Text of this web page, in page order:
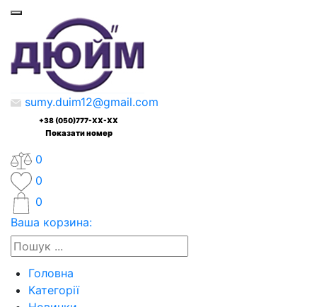
sumy.duim12@gmail.com
+38 (050)777-XX-XX
Показати номер
0
0
0
Ваша корзина:
Головна
Категорії